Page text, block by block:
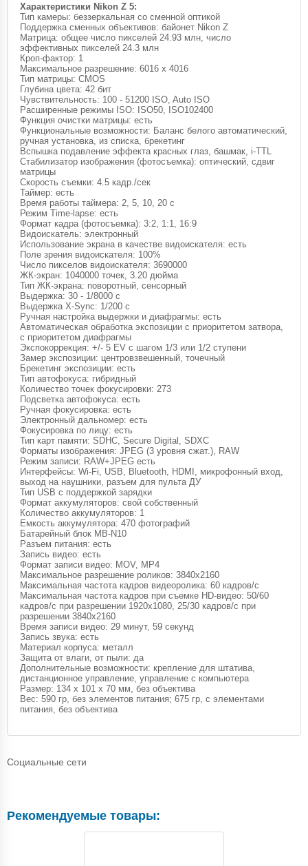
Характеристики Nikon Z 5:
Тип камеры: беззеркальная со сменной оптикой
Поддержка сменных объективов: байонет Nikon Z
Матрица: общее число пикселей 24.93 млн, число
эффективных пикселей 24.3 млн
Кроп-фактор: 1
Максимальное разрешение: 6016 x 4016
Тип матрицы: CMOS
Глубина цвета: 42 бит
Чувствительность: 100 - 51200 ISO, Auto ISO
Расширенные режимы ISO: ISO50, ISO102400
Функция очистки матрицы: есть
Функциональные возможности: Баланс белого автоматический,
ручная установка, из списка, брекетинг
Вспышка подавление эффекта красных глаз, башмак, i-TTL
Стабилизатор изображения (фотосъемка): оптический, сдвиг
матрицы
Скорость съемки: 4.5 кадр./сек
Таймер: есть
Время работы таймера: 2, 5, 10, 20 c
Режим Time-lapse: есть
Формат кадра (фотосъемка): 3:2, 1:1, 16:9
Видоискатель: электронный
Использование экрана в качестве видоискателя: есть
Поле зрения видоискателя: 100%
Число пикселов видоискателя: 3690000
ЖК-экран: 1040000 точек, 3.20 дюйма
Тип ЖК-экрана: поворотный, сенсорный
Выдержка: 30 - 1/8000 с
Выдержка X-Sync: 1/200 c
Ручная настройка выдержки и диафрагмы: есть
Автоматическая обработка экспозиции с приоритетом затвора,
с приоритетом диафрагмы
Экспокоррекция: +/- 5 EV с шагом 1/3 или 1/2 ступени
Замер экспозиции: центровзвешенный, точечный
Брекетинг экспозиции: есть
Тип автофокуса: гибридный
Количество точек фокусировки: 273
Подсветка автофокуса: есть
Ручная фокусировка: есть
Электронный дальномер: есть
Фокусировка по лицу: есть
Тип карт памяти: SDHC, Secure Digital, SDXC
Форматы изображения: JPEG (3 уровня сжат.), RAW
Режим записи: RAW+JPEG есть
Интерфейсы: Wi-Fi, USB, Bluetooth, HDMI, микрофонный вход,
выход на наушники, разъем для пульта ДУ
Тип USB с поддержкой зарядки
Формат аккумуляторов: свой собственный
Количество аккумуляторов: 1
Емкость аккумулятора: 470 фотографий
Батарейный блок MB-N10
Разъем питания: есть
Запись видео: есть
Формат записи видео: MOV, MP4
Максимальное разрешение роликов: 3840x2160
Максимальная частота кадров видеоролика: 60 кадров/с
Максимальная частота кадров при съемке HD-видео: 50/60
кадров/с при разрешении 1920x1080, 25/30 кадров/с при
разрешении 3840x2160
Время записи видео: 29 минут, 59 секунд
Запись звука: есть
Материал корпуса: металл
Защита от влаги, от пыли: да
Дополнительные возможности: крепление для штатива,
дистанционное управление, управление с компьютера
Размер: 134 x 101 x 70 мм, без объектива
Вес: 590 гр, без элементов питания; 675 гр, с элементами
питания, без объектива
Социальные сети
Рекомендуемые товары: